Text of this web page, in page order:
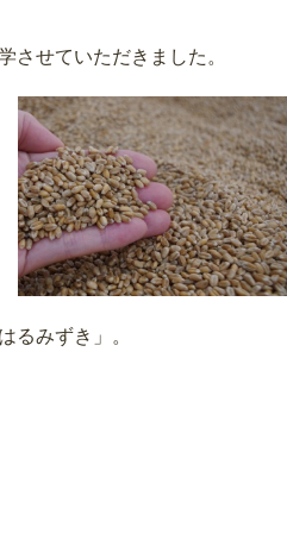
させていただきました。
るみずき」。